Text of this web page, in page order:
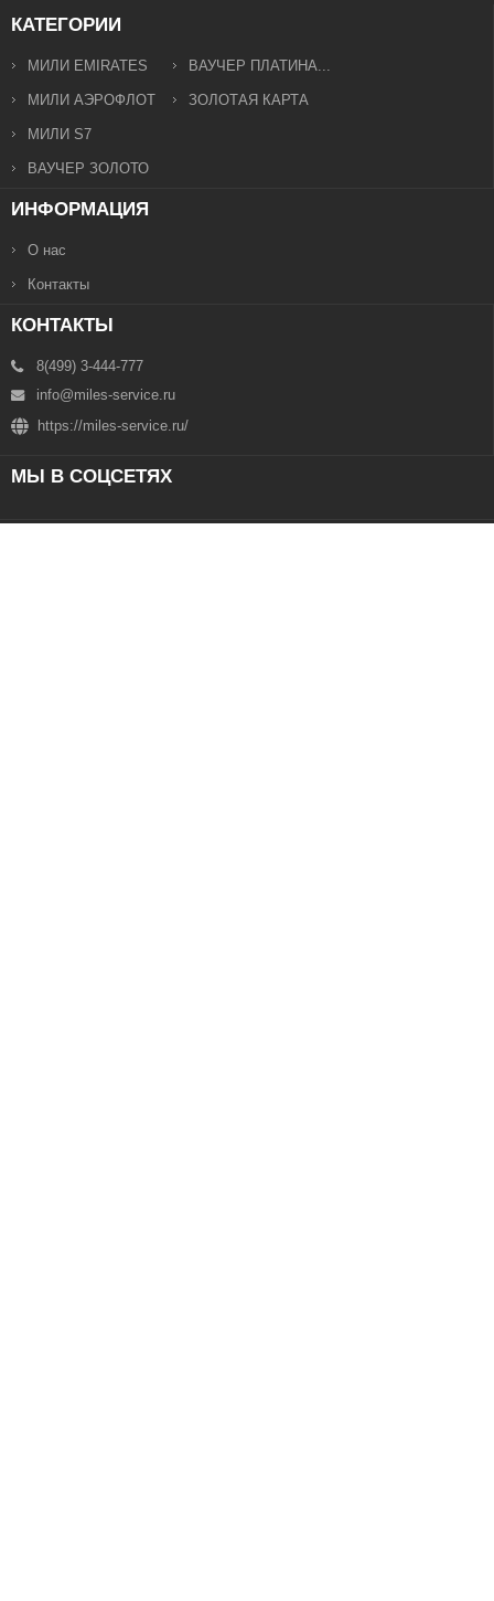
КАТЕГОРИИ
МИЛИ EMIRATES
МИЛИ АЭРОФЛОТ
МИЛИ S7
ВАУЧЕР ЗОЛОТО
ВАУЧЕР ПЛАТИНА...
ЗОЛОТАЯ КАРТА
ИНФОРМАЦИЯ
О нас
Контакты
КОНТАКТЫ
8(499) 3-444-777
info@miles-service.ru
https://miles-service.ru/
МЫ В СОЦСЕТЯХ